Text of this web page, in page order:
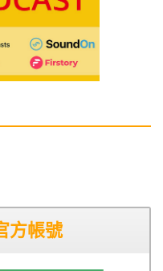
方帳號